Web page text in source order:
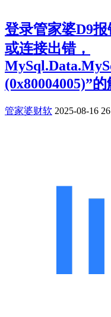
登录管家婆D9
或连接出错，
(0x80004005)”
管家婆财软 2025-08-16 26